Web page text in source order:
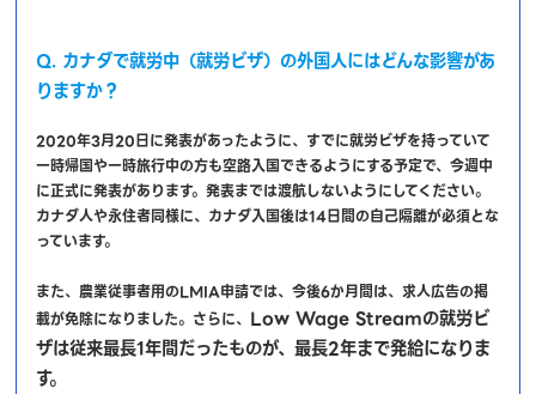
Q. カナダで就労中（就労ビザ）の外国人にはどんな影響があ
りますか？
2020年3月20日に発表があったように、すでに就労ビザを持っていて
一時帰国や一時旅行中の方も空路入国できるようにする予定で、今週中
に正式に発表があります。発表までは渡航しないようにしてください。
カナダ人や永住者同様に、カナダ入国後は14日間の自己隔離が必須とな
っています。
また、農業従事者用のLMIA申請では、今後6か月間は、求人広告の掲
載が免除になりました。さらに、 Low Wage Streamの就労ビ
ザは従来最長1年間だったものが、最長2年まで発給になりま
す。